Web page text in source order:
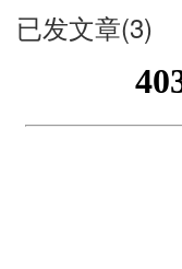
已发文章(3)